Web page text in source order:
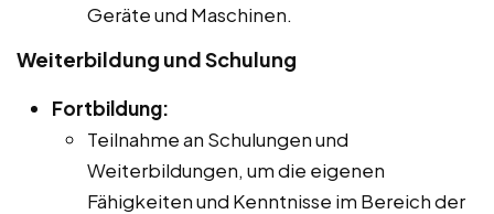
Geräte und Maschinen.
Weiterbildung und Schulung
Fortbildung:
Teilnahme an Schulungen und
Weiterbildungen, um die eigenen
Fähigkeiten und Kenntnisse im Bereich der